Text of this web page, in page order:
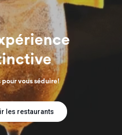
pour vous séduire!
les restaurants